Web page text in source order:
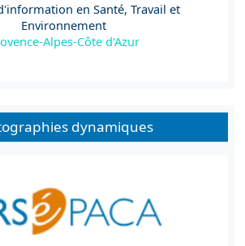
en Santé, Travail et
Environnement
Alpes-Côte d'Azur
dynamiques